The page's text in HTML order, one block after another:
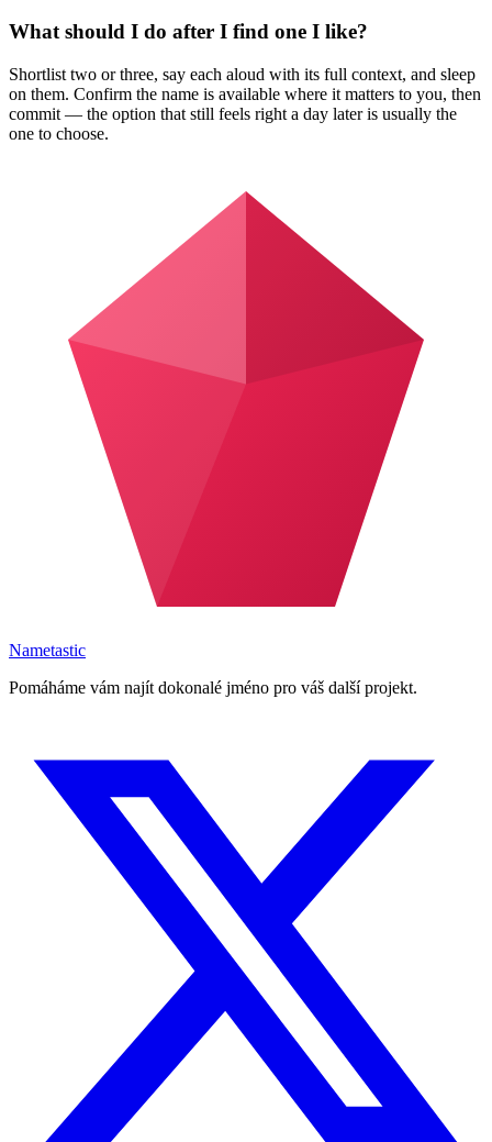
What should I do after I find one I like?
Shortlist two or three, say each aloud with its full context, and sleep
on them. Confirm the name is available where it matters to you, then
commit — the option that still feels right a day later is usually the
one to choose.
Nametastic
Pomáháme vám najít dokonalé jméno pro váš další projekt.